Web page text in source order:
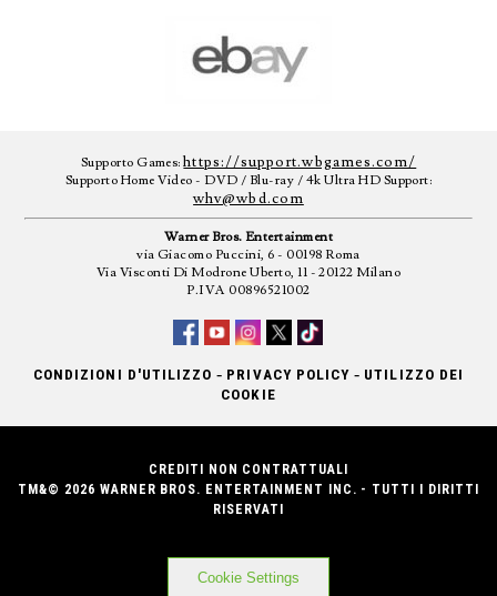
Supporto Games:https://support.wbgames.com/
Supporto Home Video - DVD / Blu-ray / 4k Ultra HD Support:
whv@wbd.com
Warner Bros. Entertainment
via Giacomo Puccini, 6 - 00198 Roma
Via Visconti Di Modrone Uberto, 11 - 20122 Milano
P.IVA 00896521002
CONDIZIONI D'UTILIZZO - PRIVACY POLICY - UTILIZZO DEI
COOKIE
CREDITI NON CONTRATTUALI
TM&© 2026 WARNER BROS. ENTERTAINMENT INC. - TUTTI I DIRITTI
RISERVATI
Cookie Settings